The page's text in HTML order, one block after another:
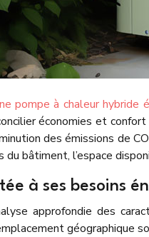
pompe à chaleur hybride
économies et
des émissions de
bâtiment, l’espace
à ses besoins
approfondie des